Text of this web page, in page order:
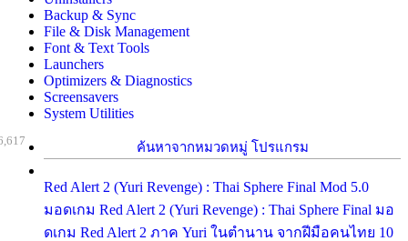
Backup & Sync
File & Disk Management
Font & Text Tools
Launchers
Optimizers & Diagnostics
Screensavers
System Utilities
ค้นหาจากหมวดหมู่ โปรแกรม
Red Alert 2 (Yuri Revenge) : Thai Sphere Final Mod 5.0
มอดเกม Red Alert 2 (Yuri Revenge) : Thai Sphere Final มอ
ดเกม Red Alert 2 ภาค Yuri ในตำนาน จากฝีมือคนไทย 10